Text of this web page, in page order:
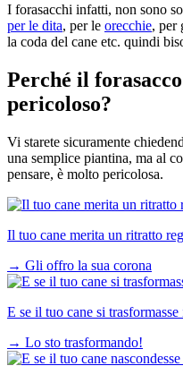
I forasacchi infatti, non sono
per le dita, per le orecchie, per
la coda del cane etc. quindi
Perché il
pericoloso?
Vi starete sicuramente
una semplice piantina, ma al
pensare, è molto pericolosa.
Il tuo cane merita un ritratto
→ Gli offro la sua corona
E se il tuo cane si
→ Lo sto trasformando!